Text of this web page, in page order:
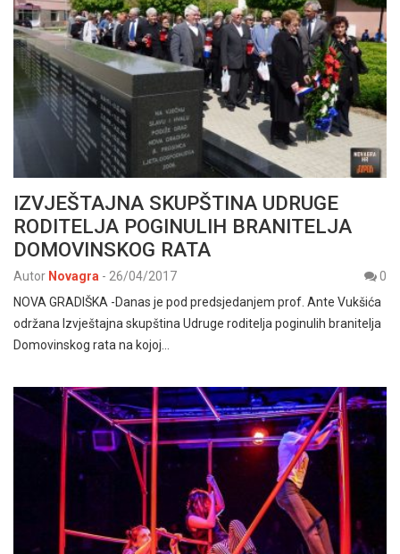
IZVJEŠTAJNA SKUPŠTINA UDRUGE
RODITELJA POGINULIH BRANITELJA
DOMOVINSKOG RATA
Autor Novagra - 26/04/2017
0
NOVA GRADIŠKA -Danas je pod predsjedanjem prof. Ante Vukšića
održana Izvještajna skupština Udruge roditelja poginulih branitelja
Domovinskog rata na kojoj…